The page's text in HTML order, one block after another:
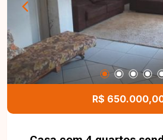
localização privilegiada, entre
mesmo e não perca a chance
imóvel exclusivo.
R$